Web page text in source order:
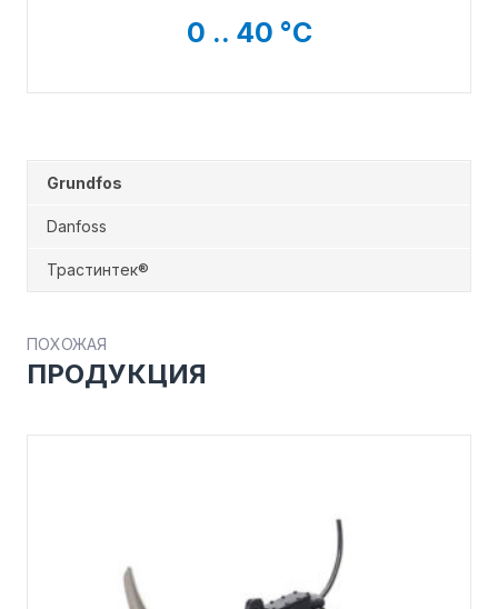
0 .. 40 °С
Grundfos
Danfoss
Трастинтек®
ПОХОЖАЯ
ПРОДУКЦИЯ